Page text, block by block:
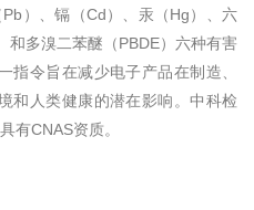
）、镉（Cd）、汞（Hg）、六
和多溴二苯醚（PBDE）六种有害
指令旨在减少电子产品在制造、
和人类健康的潜在影响。中科检
有CNAS资质。